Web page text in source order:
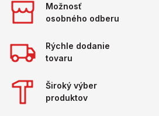
Možnosť
osobného odberu
Rýchle dodanie
tovaru
Široký výber
produktov